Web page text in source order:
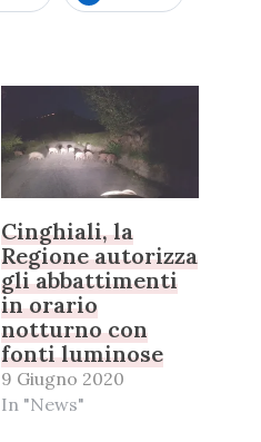
Cinghiali, la
Regione autorizza
gli abbattimenti
in orario
notturno con
fonti luminose
9 Giugno 2020
In "News"